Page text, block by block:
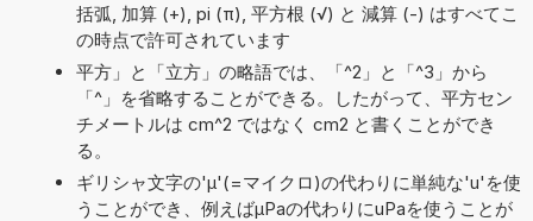
括弧, 加算 (+), pi (π), 平方根 (√) と 減算 (-) はすべてこ
の時点で許可されています
平方」と「立方」の略語では、「^2」と「^3」から
「^」を省略することができる。したがって、平方セン
チメートルは cm^2 ではなく cm2 と書くことができ
る。
ギリシャ文字の'μ'(=マイクロ)の代わりに単純な'u'を使
うことができ、例えばµPaの代わりにuPaを使うことが